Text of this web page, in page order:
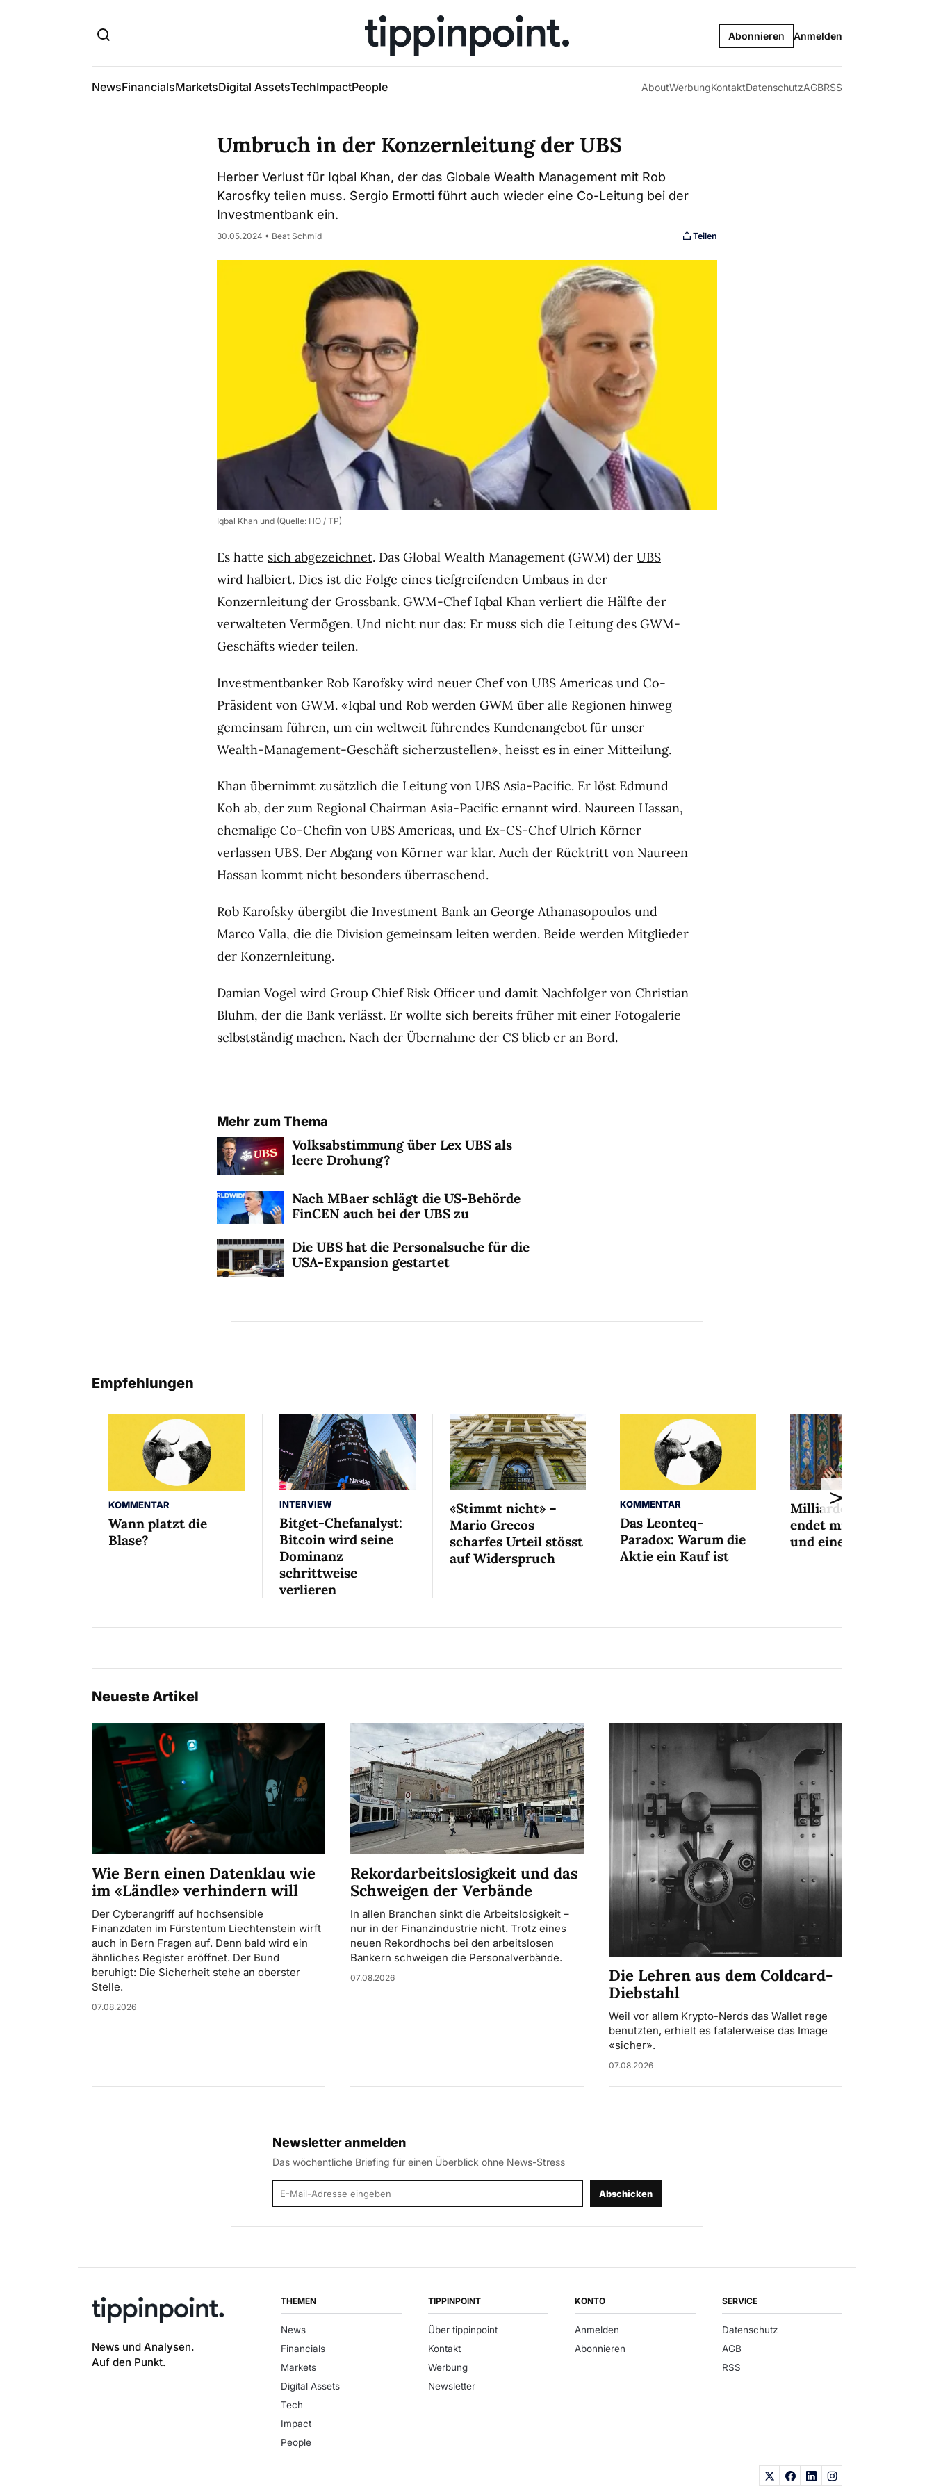
Abonnieren Anmelden
NewsFinancialsMarketsDigital AssetsTechImpactPeople AboutWerbungKontaktDatenschutzAGBRSS
Umbruch in der Konzernleitung der UBS
Herber Verlust für Iqbal Khan, der das Globale Wealth Management mit Rob
Karosfky teilen muss. Sergio Ermotti führt auch wieder eine Co-Leitung bei der
Investmentbank ein.
30.05.2024 • Beat Schmid Teilen
Iqbal Khan und (Quelle: HO / TP)
Es hatte sich abgezeichnet. Das Global Wealth Management (GWM) der UBS
wird halbiert. Dies ist die Folge eines tiefgreifenden Umbaus in der
Konzernleitung der Grossbank. GWM-Chef Iqbal Khan verliert die Hälfte der
verwalteten Vermögen. Und nicht nur das: Er muss sich die Leitung des GWM-
Geschäfts wieder teilen.
Investmentbanker Rob Karofsky wird neuer Chef von UBS Americas und Co-
Präsident von GWM. «Iqbal und Rob werden GWM über alle Regionen hinweg
gemeinsam führen, um ein weltweit führendes Kundenangebot für unser
Wealth-Management-Geschäft sicherzustellen», heisst es in einer Mitteilung.
Khan übernimmt zusätzlich die Leitung von UBS Asia-Pacific. Er löst Edmund
Koh ab, der zum Regional Chairman Asia-Pacific ernannt wird. Naureen Hassan,
ehemalige Co-Chefin von UBS Americas, und Ex-CS-Chef Ulrich Körner
verlassen UBS. Der Abgang von Körner war klar. Auch der Rücktritt von Naureen
Hassan kommt nicht besonders überraschend.
Rob Karofsky übergibt die Investment Bank an George Athanasopoulos und
Marco Valla, die die Division gemeinsam leiten werden. Beide werden Mitglieder
der Konzernleitung.
Damian Vogel wird Group Chief Risk Officer und damit Nachfolger von Christian
Bluhm, der die Bank verlässt. Er wollte sich bereits früher mit einer Fotogalerie
selbstständig machen. Nach der Übernahme der CS blieb er an Bord.
Mehr zum Thema
Volksabstimmung über Lex UBS als
leere Drohung?
Nach MBaer schlägt die US-Behörde
FinCEN auch bei der UBS zu
Die UBS hat die Personalsuche für die
USA-Expansion gestartet
Empfehlungen
KOMMENTAR
Wann platzt die
Blase?
INTERVIEW
Bitget-Chefanalyst:
Bitcoin wird seine
Dominanz
schrittweise
verlieren
«Stimmt nicht» –
Mario Grecos
scharfes Urteil stösst
auf Widerspruch
KOMMENTAR
Das Leonteq-
Paradox: Warum die
Aktie ein Kauf ist
Milliardenaffäre
endet mit Mini-Busse
und einem Bedingten
>
Neueste Artikel
Wie Bern einen Datenklau wie
im «Ländle» verhindern will
Der Cyberangriff auf hochsensible
Finanzdaten im Fürstentum Liechtenstein wirft
auch in Bern Fragen auf. Denn bald wird ein
ähnliches Register eröffnet. Der Bund
beruhigt: Die Sicherheit stehe an oberster
Stelle.
07.08.2026
Rekordarbeitslosigkeit und das
Schweigen der Verbände
In allen Branchen sinkt die Arbeitslosigkeit –
nur in der Finanzindustrie nicht. Trotz eines
neuen Rekordhochs bei den arbeitslosen
Bankern schweigen die Personalverbände.
07.08.2026
Die Lehren aus dem Coldcard-
Diebstahl
Weil vor allem Krypto-Nerds das Wallet rege
benutzten, erhielt es fatalerweise das Image
«sicher».
07.08.2026
Newsletter anmelden
Das wöchentliche Briefing für einen Überblick ohne News-Stress
E-Mail-Adresse Abschicken
News und Analysen.
Auf den Punkt.
THEMEN
News
Financials
Markets
Digital Assets
Tech
Impact
People
TIPPINPOINT
Über tippinpoint
Kontakt
Werbung
Newsletter
KONTO
Anmelden
Abonnieren
SERVICE
Datenschutz
AGB
RSS